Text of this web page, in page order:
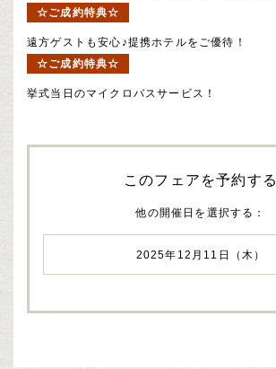
☆ご成約特典☆
遠方ゲストも安心♪提携ホテルをご優待！
☆ご成約特典☆
挙式当日のマイクロバスサービス！
このフェアを予約する
他の開催日を選択する
2025年12月11日（木）